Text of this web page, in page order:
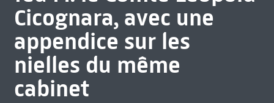
Cicognara, avec une
appendice sur les
nielles du même
cabinet